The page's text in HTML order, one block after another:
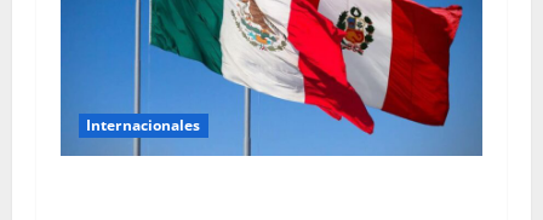
Internacionales